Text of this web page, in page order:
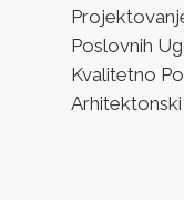
Poslovnih
Kvalitetno